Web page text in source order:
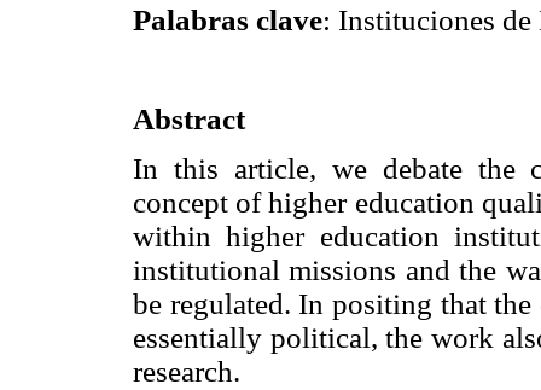
Palabras clave: Instituciones
Abstract
In this article, we debate the
concept of higher education
within higher education
institutional missions and the
be regulated. In positing that
essentially political, the work
research.